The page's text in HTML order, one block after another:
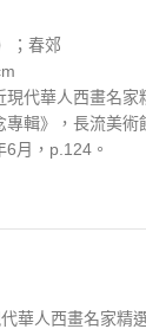
；春郊
現代華人西畫名
專輯》，長流美
月，p.124。
華人西畫名家精